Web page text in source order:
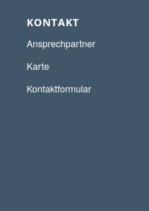
KONTAKT
Ansprechpartner
Karte
Kontaktformular